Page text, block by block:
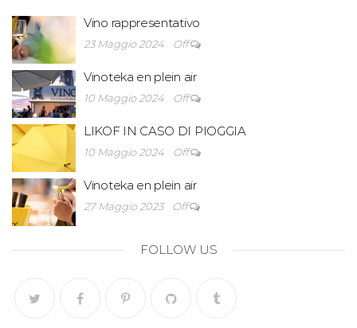
Vino rappresentativo
23 Maggio 2024 Off
Vinoteka en plein air
10 Maggio 2024 Off
LIKOF IN CASO DI PIOGGIA
10 Maggio 2024 Off
Vinoteka en plein air
27 Maggio 2023 Off
FOLLOW US